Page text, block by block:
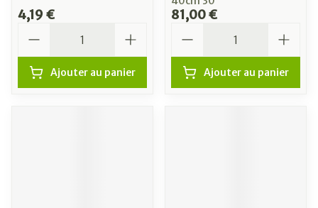
4,19 €
Ajouter au panier
81,00 €
Ajouter au panier